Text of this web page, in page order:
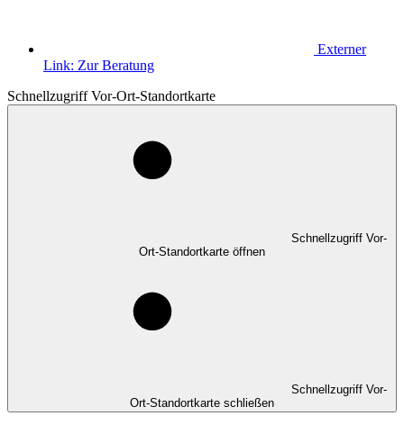
Externer
Link: Zur Beratung
Schnellzugriff Vor-Ort-Standortkarte
Schnellzugriff Vor-
Ort-Standortkarte öffnen
Schnellzugriff Vor-
Ort-Standortkarte schließen